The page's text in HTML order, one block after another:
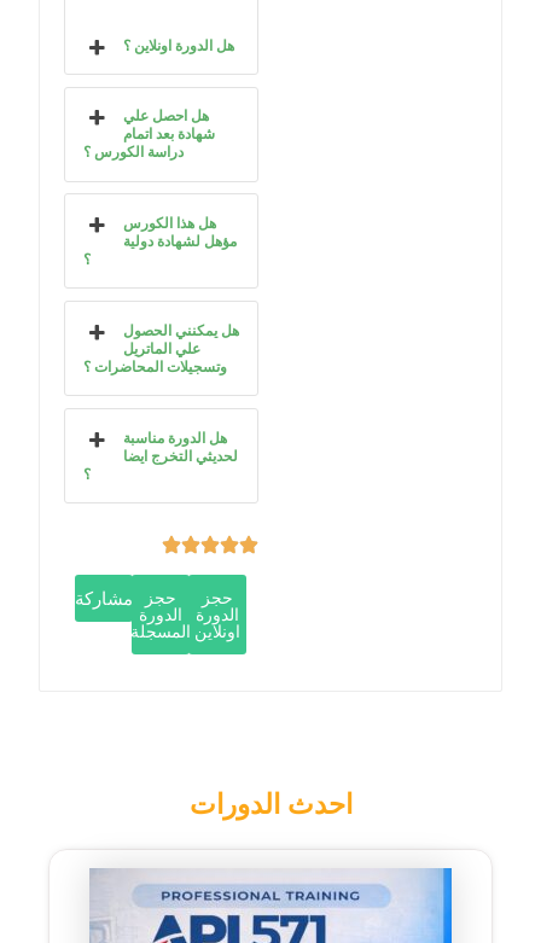
هل الدورة اونلاين ؟
هل احصل علي
شهادة بعد اتمام
دراسة الكورس ؟
هل هذا الكورس
مؤهل لشهادة دولية
؟
هل يمكنني الحصول
علي الماتريل
وتسجيلات المحاضرات ؟
هل الدورة مناسبة
لحديثي التخرج ايضا
؟
حجز
الدورة
اونلاين
حجز
الدورة
المسجلة
مشاركة
احدث الدورات